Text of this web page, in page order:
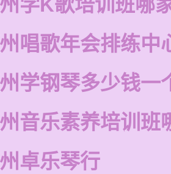
学K歌培训班哪
唱歌年会排练中
学钢琴多少钱一
音乐素养培训班
卓乐琴行